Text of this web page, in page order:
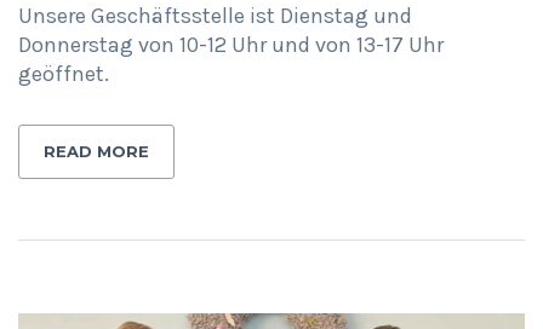
Unsere Geschäftsstelle ist Dienstag und
Donnerstag von 10-12 Uhr und von 13-17 Uhr
geöffnet.
READ MORE